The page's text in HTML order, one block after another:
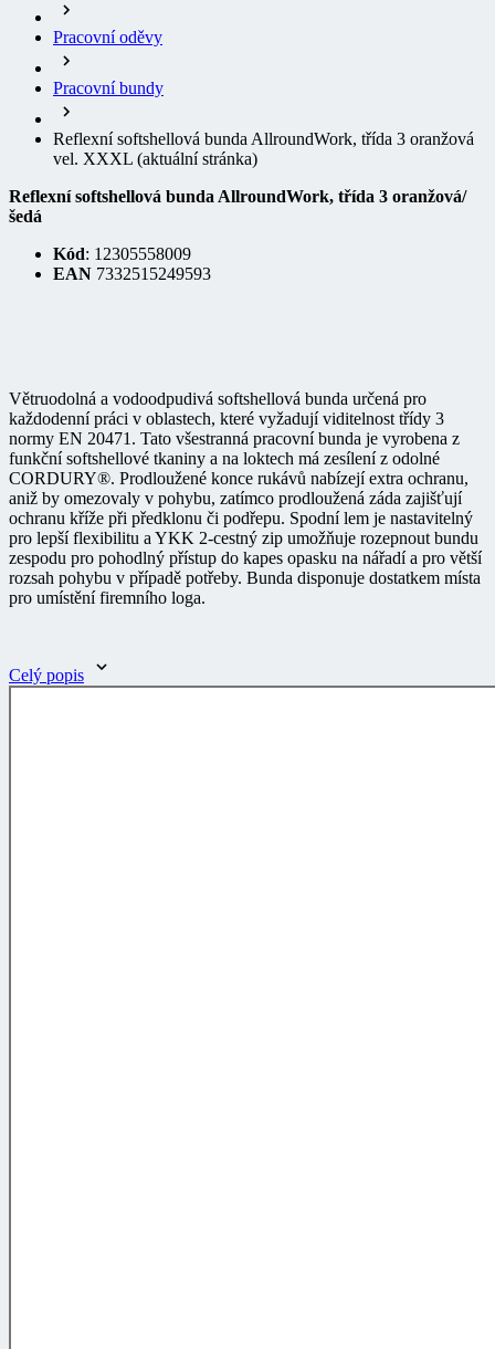
Pracovní oděvy
Pracovní bundy
Reflexní softshellová bunda AllroundWork, třída 3 oranžová
vel. XXXL(aktuální stránka)
Reflexní softshellová bunda AllroundWork, třída 3 oranžová/
šedá
EAN 7332515249593
každodenní práci v oblastech, které vyžadují viditelnost třídy 3
normy EN 20471. Tato všestranná pracovní bunda je vyrobena z
funkční softshellové tkaniny a na loktech má zesílení z odolné
CORDURY®. Prodloužené konce rukávů nabízejí extra ochranu,
aniž by omezovaly v pohybu, zatímco prodloužená záda zajišťují
ochranu kříže při předklonu či podřepu. Spodní lem je nastavitelný
pro lepší flexibilitu a YKK 2-cestný zip umožňuje rozepnout bundu
zespodu pro pohodlný přístup do kapes opasku na nářadí a pro větší
rozsah pohybu v případě potřeby. Bunda disponuje dostatkem místa
pro umístění firemního loga.